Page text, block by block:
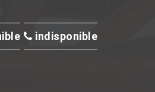
indisponible